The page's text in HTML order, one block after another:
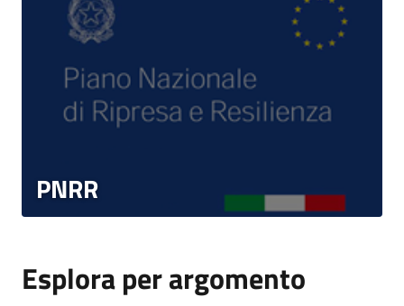
PNRR
Esplora per argomento